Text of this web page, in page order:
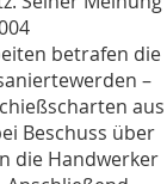
betrafen die
–
aus
Beschuss über
die Handwerker